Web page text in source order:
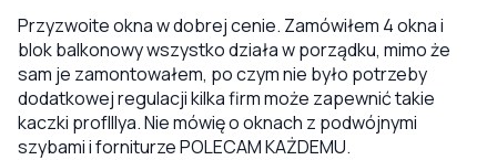
Przyzwoite okna w dobrej cenie. Zamówiłem 4 okna i
blok balkonowy wszystko działa w porządku, mimo że
sam je zamontowałem, po czym nie było potrzeby
dodatkowej regulacji kilka firm może zapewnić takie
kaczki profIllya. Nie mówię o oknach z podwójnymi
szybami i forniturze POLECAM KAŻDEMU.